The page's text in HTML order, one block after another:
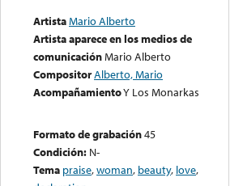
ArtistaMario Alberto
Artista aparece en los medios de
comunicaciónMario Alberto
CompositorAlberto, Mario
AcompañamientoY Los Monarkas
Formato de grabación45
Condición: N-
Tema praise,woman, beauty, love,